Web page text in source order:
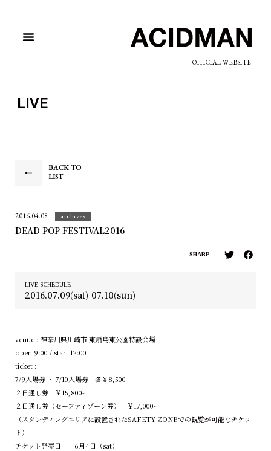
OFFICIAL WEBSITE
LIVE
BACK TO
LIST
2016.04.08 archives
DEAD POP FESTIVAL2016
SHARE
LIVE SCHEDULE
2016.07.09(sat)-07.10(sun)
venue : 神奈川県川崎市 東扇島東公園特設会場
open 9:00 / start 12:00
ticket :
7/9入場券 ・ 7/10入場券 各￥8,500-
２日通し券 ￥15,800-
２日通し券（セーフティゾーン券） ￥17,000-
（スタンディングエリアに設置されたSAFETY ZONEでの観覧が可能なチケッ
ト）
チケット発売日 6月4日（sat）